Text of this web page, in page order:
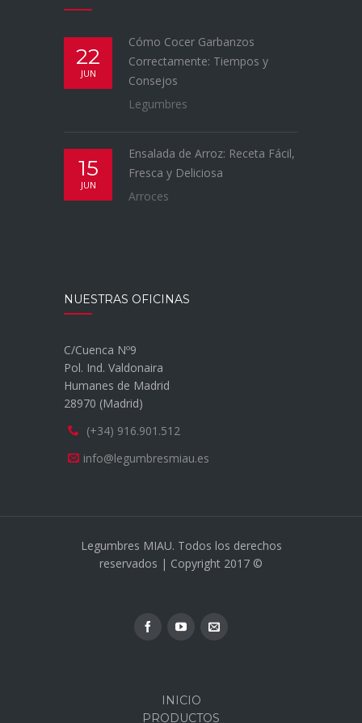
22
JUN
Cómo Cocer Garbanzos
Correctamente: Tiempos y
Consejos
Legumbres
15
JUN
Ensalada de Arroz: Receta Fácil,
Fresca y Deliciosa
Arroces
NUESTRAS OFICINAS
C/Cuenca Nº9
Pol. Ind. Valdonaira
Humanes de Madrid
28970 (Madrid)
(+34) 916.901.512
info@legumbresmiau.es
Legumbres MIAU. Todos los derechos
reservados | Copyright 2017 ©
INICIO
PRODUCTOS